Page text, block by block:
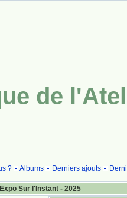
de
?
Albums Derniers ajouts
Expo Sur l'Instant - 2025